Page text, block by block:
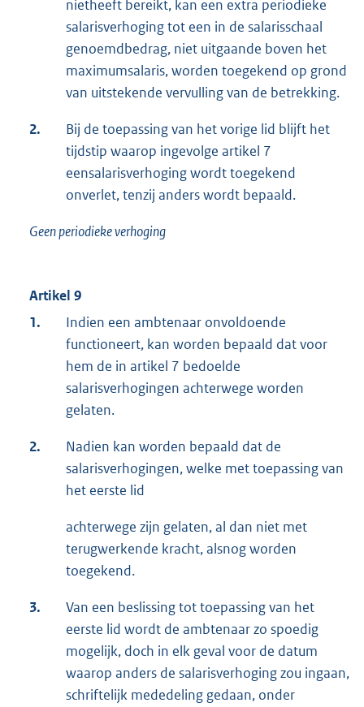
nietheeft bereikt, kan een extra periodieke
salarisverhoging tot een in de salarisschaal
genoemdbedrag, niet uitgaande boven het
maximumsalaris, worden toegekend op grond
van uitstekende vervulling van de betrekking.
2.
Bij de toepassing van het vorige lid blijft het
tijdstip waarop ingevolge artikel 7
eensalarisverhoging wordt toegekend
onverlet, tenzij anders wordt bepaald.
Geen periodieke verhoging
Artikel 9
1.
Indien een ambtenaar onvoldoende
functioneert, kan worden bepaald dat voor
hem de in artikel 7 bedoelde
salarisverhogingen achterwege worden
gelaten.
2.
Nadien kan worden bepaald dat de
salarisverhogingen, welke met toepassing van
het eerste lid
achterwege zijn gelaten, al dan niet met
terugwerkende kracht, alsnog worden
toegekend.
3.
Van een beslissing tot toepassing van het
eerste lid wordt de ambtenaar zo spoedig
mogelijk, doch in elk geval voor de datum
waarop anders de salarisverhoging zou ingaan,
schriftelijk mededeling gedaan, onder